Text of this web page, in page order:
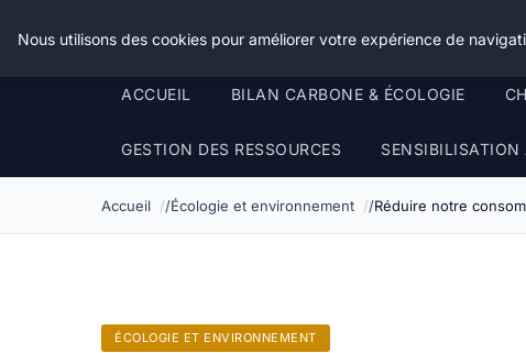
Happy Calyx Farmer
ACCUEIL BILAN CARBONE & ÉCOLOGIE
GESTION DES RESSOURCES SENSIBILISATION
Accueil Écologie et environnement Réduire notre
ÉCOLOGIE ET ENVIRONNEMENT
Nous utilisons des cookies pour améliorer votre expérience de